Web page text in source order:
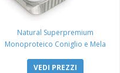
Natural Superpremium
Monoproteico Coniglio e Mela
VEDI PREZZI